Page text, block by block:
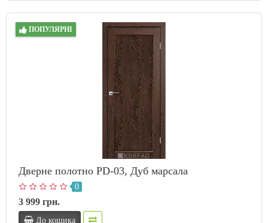
ПОПУЛЯРНІ
Дверне полотно PD-03, Дуб марсала
0
3 999 грн.
До кошика